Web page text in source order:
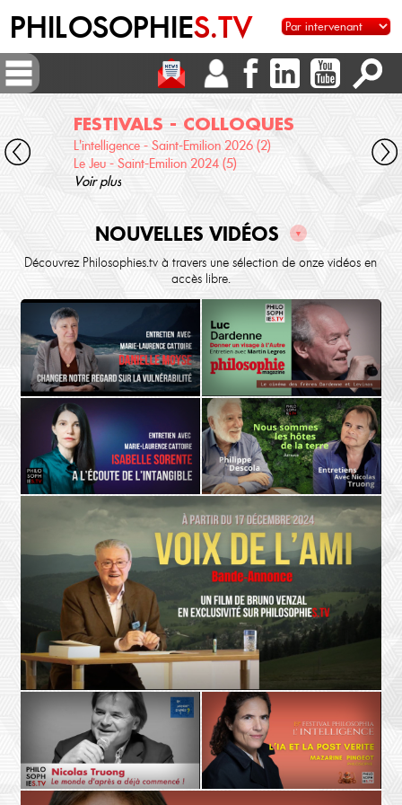
PHILOSOPHIES.TV
FESTIVALS - COLLOQUES
L'intelligence - Saint-Emilion 2026 (2)
Le Jeu - Saint-Emilion 2024 (5)
Voir plus
Voir
NOUVELLES VIDÉOS ▼
Découvrez Philosophies.tv à travers une sélection de onze vidéos en
accès libre.
ETHIQUE
Danielle Moyse
Changer notre regard sur la
vulnérabilité
L'AUTRE
Luc Dardenne
Donner un visage à l’Autre,
entretien avec Luc Dardenne
Isabelle Sorente, Marie-Laurence
À l’écoute de l’intangible
LA TERRE
Philippe Descola - Nicolas Truong
Nous somme les hôtes de la terre
- Teaser